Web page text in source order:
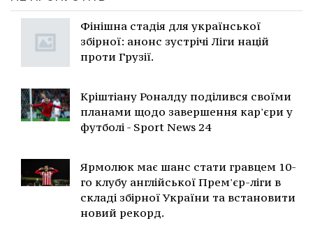
Фінішна стадія для української
збірної: анонс зустрічі Ліги націй
проти Грузії.
Кріштіану Роналду поділився своїми
планами щодо завершення кар'єри у
футболі - Sport News 24
Ярмолюк має шанс стати гравцем 10-
го клубу англійської Прем'єр-ліги в
складі збірної України та встановити
новий рекорд.